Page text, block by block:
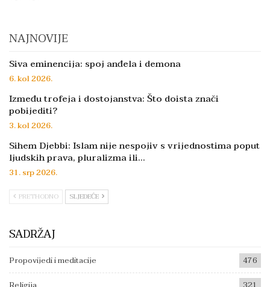
NAJNOVIJE
Siva eminencija: spoj anđela i demona
6. kol 2026.
Između trofeja i dostojanstva: Što doista znači
pobijediti?
3. kol 2026.
Sihem Djebbi: Islam nije nespojiv s vrijednostima poput
ljudskih prava, pluralizma ili…
31. srp 2026.
PRETHODNO SLJEDEĆE
SADRŽAJ
Propovijedi i meditacije
476